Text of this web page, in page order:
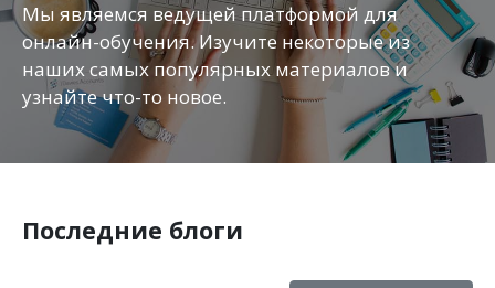
Мы являемся ведущей платформой для
онлайн-обучения. Изучите некоторые из
наших самых популярных материалов и
узнайте что-то новое.
Последние блоги